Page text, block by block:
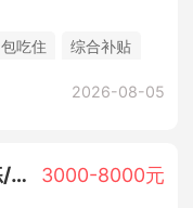
包吃住
综合补贴
2026-08-05
青少年儿童综合体能运动教练/教员 3000-8000元